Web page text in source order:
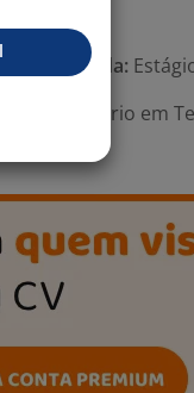
e Jornada:
Estagiário em